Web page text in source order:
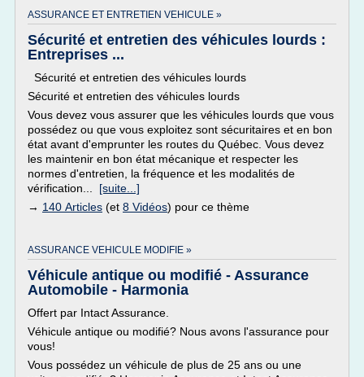
ASSURANCE ET ENTRETIEN VEHICULE »
Sécurité et entretien des véhicules lourds :
Entreprises ...
Sécurité et entretien des véhicules lourds
Sécurité et entretien des véhicules lourds
Vous devez vous assurer que les véhicules lourds que vous
possédez ou que vous exploitez sont sécuritaires et en bon
état avant d'emprunter les routes du Québec. Vous devez
les maintenir en bon état mécanique et respecter les
normes d'entretien, la fréquence et les modalités de
vérification... [suite...]
→ 140 Articles (et 8 Vidéos) pour ce thème
ASSURANCE VEHICULE MODIFIE »
Véhicule antique ou modifié - Assurance
Automobile - Harmonia
Offert par Intact Assurance.
Véhicule antique ou modifié? Nous avons l'assurance pour
vous!
Vous possédez un véhicule de plus de 25 ans ou une